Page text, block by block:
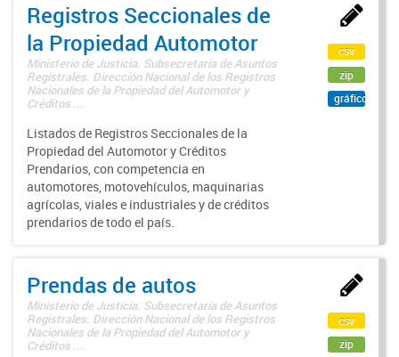
Registros Seccionales de
la Propiedad Automotor
Ministerio de Justicia. Subsecretaría de Asuntos
Registrales. Dirección Nacional de los Registros
Nacionales de la Propiedad del Automotor y
Créditos ...
Listados de Registros Seccionales de la
Propiedad del Automotor y Créditos
Prendarios, con competencia en
automotores, motovehículos, maquinarias
agrícolas, viales e industriales y de créditos
prendarios de todo el país.
csv
zip
gráfico
Prendas de autos
Ministerio de Justicia. Subsecretaría de Asuntos
Registrales. Dirección Nacional de los Registros
Nacionales de la Propiedad del Automotor y
Créditos ...
csv
zip